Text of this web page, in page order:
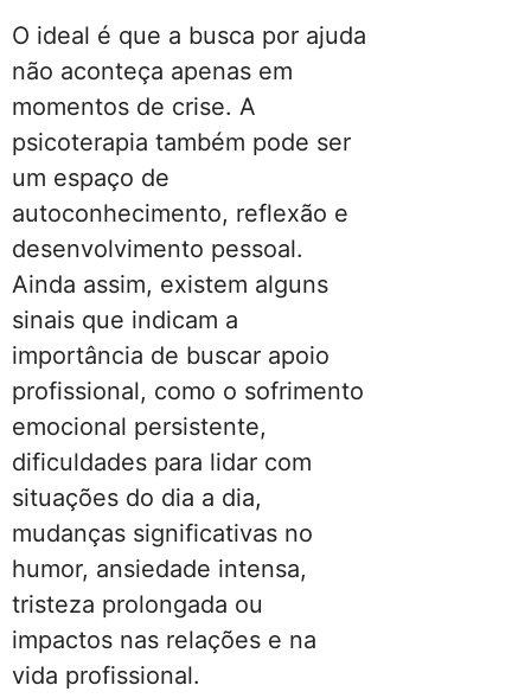
O ideal é que a busca por ajuda
não aconteça apenas em
momentos de crise. A
psicoterapia também pode ser
um espaço de
autoconhecimento, reflexão e
desenvolvimento pessoal.
Ainda assim, existem alguns
sinais que indicam a
importância de buscar apoio
profissional, como o sofrimento
emocional persistente,
dificuldades para lidar com
situações do dia a dia,
mudanças significativas no
humor, ansiedade intensa,
tristeza prolongada ou
impactos nas relações e na
vida profissional.